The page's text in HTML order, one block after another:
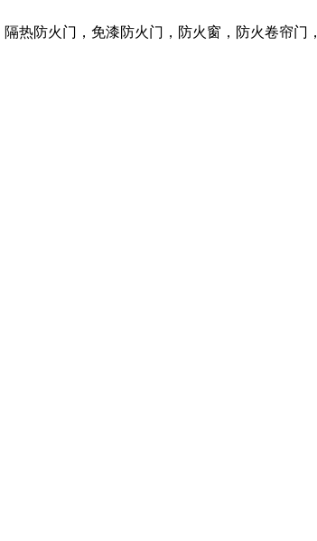
热防火门，免漆防火门，防火窗，防火卷帘